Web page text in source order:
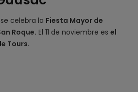
celebra la Fiesta Mayor de
Roque. El 11 de noviembre es el
Tours.